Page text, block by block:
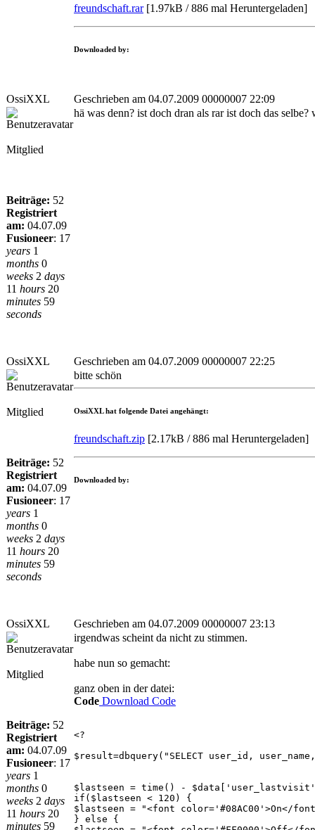
freundschaft.rar[1.97kB / 886 mal Heruntergeladen]
Downloaded by:
OssiXXL Geschrieben am 04.07.2009 00000007 22:09
Mitglied
Beiträge: 52
Registriert
am: 04.07.09
Fusioneer: 17
years 1
months 0
weeks 2 days
11 hours 20
minutes 59
seconds
hä was denn? ist doch dran als rar ist doch das
OssiXXL Geschrieben am 04.07.2009 00000007 22:25
Mitglied
Beiträge: 52
Registriert
am: 04.07.09
Fusioneer: 17
years 1
months 0
weeks 2 days
11 hours 20
minutes 59
seconds
bitte schön
OssiXXL hat folgende Datei angehängt:
freundschaft.zip [2.17kB / 886 mal Heruntergeladen]
Downloaded by:
OssiXXL Geschrieben am 04.07.2009 00000007 23:13
Mitglied
Beiträge: 52
Registriert
am: 04.07.09
Fusioneer: 17
years 1
months 0
weeks 2 days
11 hours 20
minutes 59
irgendwas scheint da nicht zu stimmen.
habe nun so gemacht:
ganz oben in der datei:
Code Download Code
<?
$result=dbquery("SELECT user_id,
$lastseen = time() -
if($lastseen < 120) {
$lastseen = "<font color='#08AC00'>On</
} else {